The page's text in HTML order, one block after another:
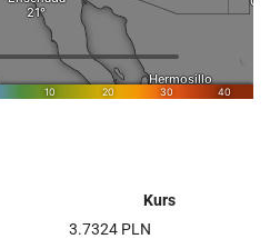
Kurs
3.7324 PLN